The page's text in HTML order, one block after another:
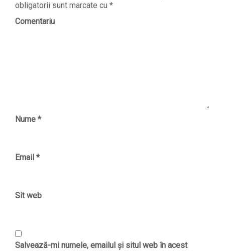
obligatorii sunt marcate cu *
Comentariu
Nume *
Email *
Sit web
Salvează-mi numele, emailul și situl web în acest